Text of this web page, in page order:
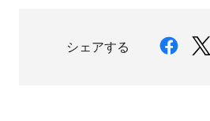
シェアする